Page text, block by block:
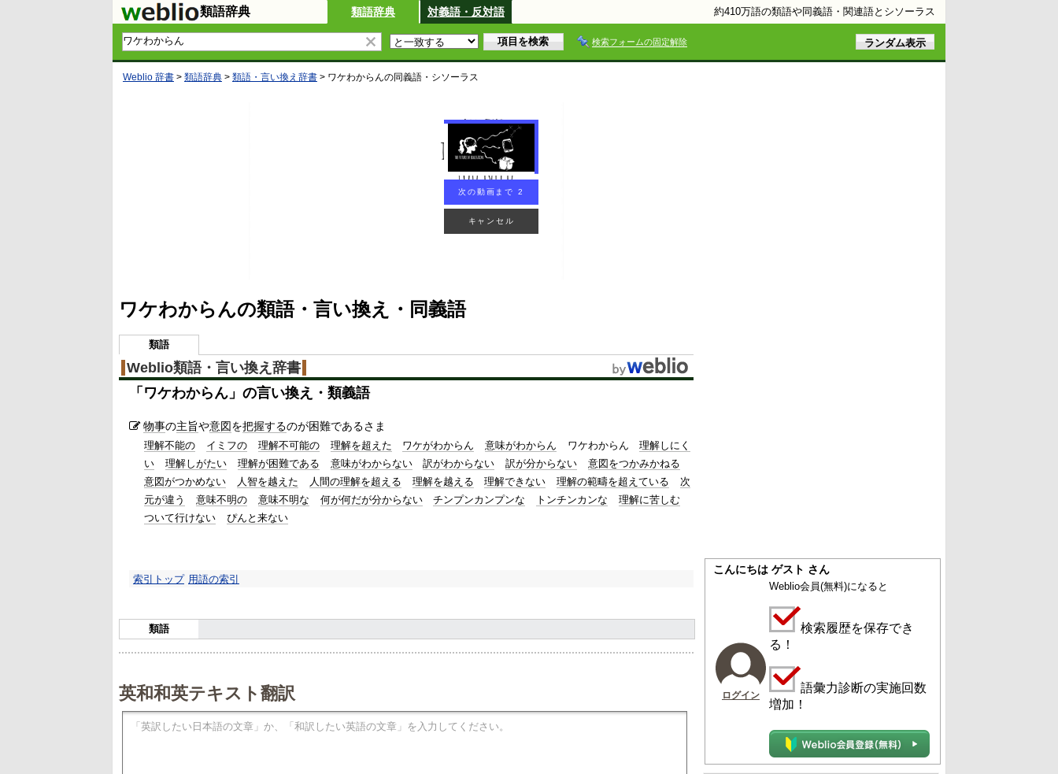
類語辞典 類語辞典 対義語・反対語 約410万語の類語や同義語・関連語とシソーラス
検索フォームの固定解除
Weblio 辞書 > 類語辞典 > 類語・言い換え辞書 > ワケわからんの同義語・シソーラス
次の動画まで 2
キャンセル
ワケわからんの類語・言い換え・同義語
類語
Weblio類語・言い換え辞書
「 ワケわからん 」の言い換え・類義語
物事の主旨や意図を把握するのが困難であるさま
理解不能の イミフの 理解不可能の 理解を超えた ワケがわからん 意味がわからん ワケわからん
理解しにく
い
理解しがたい 理解が困難である 意味がわからない 訳がわからない 訳が分からない
意図をつかみかねる
意図がつかめない
人智を越えた 人間の理解を超える 理解を越える 理解できない 理解の範疇を超えている
次
元が違う
意味不明の 意味不明な 何が何だが分からない チンプンカンプンな トンチンカンな
理解に苦しむ
ついて行けない
ぴんと来ない
索引トップ 用語の索引
類語
英和和英テキスト翻訳
こんにちは ゲスト さん
ログイン
Weblio会員(無料)になると
検索履歴を保存でき
る！
語彙力診断の実施回数
増加！